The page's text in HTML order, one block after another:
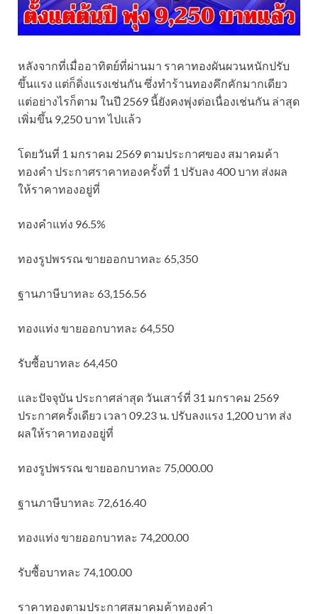
หลังจากที่เมื่ออาทิตย์ที่ผ่านมา ราคาทองผันผวนหนักปรับ
ขึ้นแรง แต่ก็ดิ่งแรงเช่นกัน ซึ่งทำร้านทองคึกคักมากเดียว
แต่อย่างไรก็ตาม ในปี 2569 นี้ยังคงพุ่งต่อเนื่องเช่นกัน ล่าสุด
เพิ่มขึ้น 9,250 บาท ไปแล้ว
โดยวันที่ 1 มกราคม 2569 ตามประกาศของ สมาคมค้า
ทองคำ ประกาศราคาทองครั้งที่ 1 ปรับลง 400 บาท ส่งผล
ให้ราคาทองอยู่ที่
ทองคำแท่ง 96.5%
ทองรูปพรรณ ขายออกบาทละ 65,350
ฐานภาษีบาทละ 63,156.56
ทองแท่ง ขายออกบาทละ 64,550
รับซื้อบาทละ 64,450
และปัจจุบัน ประกาศล่าสุด วันเสาร์ที่ 31 มกราคม 2569
ประกาศครั้งเดียว เวลา 09.23 น. ปรับลงแรง 1,200 บาท ส่ง
ผลให้ราคาทองอยู่ที่
ทองรูปพรรณ ขายออกบาทละ 75,000.00
ฐานภาษีบาทละ 72,616.40
ทองแท่ง ขายออกบาทละ 74,200.00
รับซื้อบาทละ 74,100.00
ราคาทองตามประกาศสมาคมค้าทองคำ